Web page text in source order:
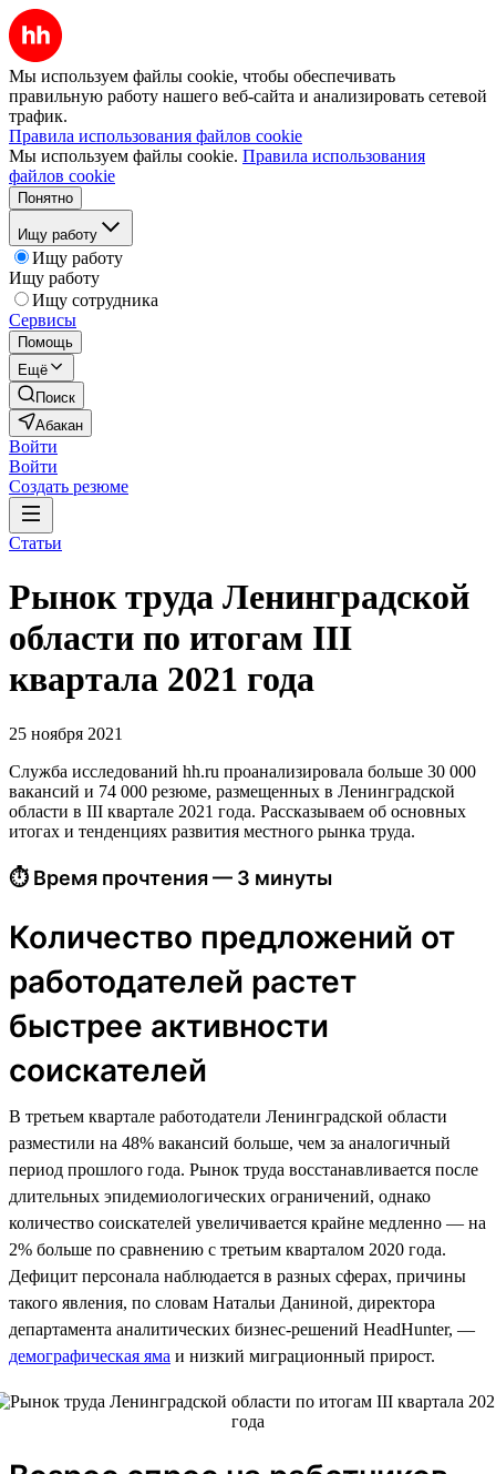
Мы используем файлы cookie, чтобы обеспечивать
правильную работу нашего веб-сайта и анализировать сетевой
трафик.
Правила использования файлов cookie
Мы используем файлы cookie. Правила использования
файлов cookie
Понятно
Ищу работу
Ищу работу
Ищу работу
Ищу сотрудника
Сервисы
Помощь
Ещё
Поиск
Абакан
Войти
Войти
Создать резюме
Статьи
Рынок труда Ленинградской
области по итогам III
квартала 2021 года
25 ноября 2021
Служба исследований hh.ru проанализировала больше 30 000
вакансий и 74 000 резюме, размещенных в Ленинградской
области в III квартале 2021 года. Рассказываем об основных
итогах и тенденциях развития местного рынка труда.
⏱ Время прочтения — 3 минуты
Количество предложений от
работодателей растет
быстрее активности
соискателей
В третьем квартале работодатели Ленинградской области
разместили на 48% вакансий больше, чем за аналогичный
период прошлого года. Рынок труда восстанавливается после
длительных эпидемиологических ограничений, однако
количество соискателей увеличивается крайне медленно — на
2% больше по сравнению с третьим кварталом 2020 года.
Дефицит персонала наблюдается в разных сферах, причины
такого явления, по словам Натальи Даниной, директора
департамента аналитических бизнес-решений HeadHunter, —
демографическая яма и низкий миграционный прирост.